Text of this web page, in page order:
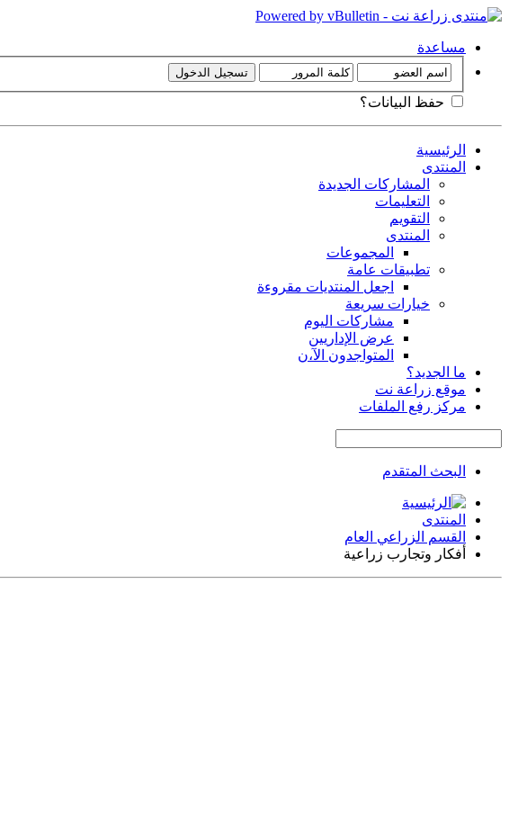
مساعدة
حفظ البيانات؟
الرئيسية
المنتدى
المشاركات الجديدة
التعليمات
التقويم
المنتدى
المجموعات
تطبيقات عامة
اجعل المنتديات مقروءة
خيارات سريعة
مشاركات اليوم
عرض الإداريين
المتواجدون الآ،ن
ما الجديد؟
موقع زراعة نت
مركز رفع الملفات
البحث المتقدم
المنتدى
القسم الزراعي العام
أفكار وتجارب زراعية